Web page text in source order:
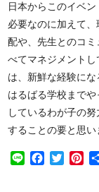
日本からこのイベ
必要なのに加えて
配や、先生とのコ
べてマネジメント
は、新鮮な経験にな
はるばる学校まで
しているわが子の
することの要と思い
Line Facebook
Twitter